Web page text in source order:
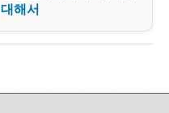
대해서